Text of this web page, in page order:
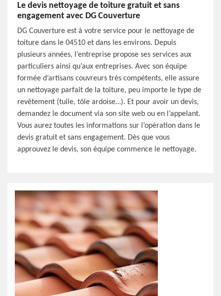
Le devis nettoyage de toiture gratuit et sans
engagement avec DG Couverture
DG Couverture est à votre service pour le nettoyage de
toiture dans le 04510 et dans les environs. Depuis
plusieurs années, l’entreprise propose ses services aux
particuliers ainsi qu’aux entreprises. Avec son équipe
formée d’artisans couvreurs très compétents, elle assure
un nettoyage parfait de la toiture, peu importe le type de
revêtement (tuile, tôle ardoise…). Et pour avoir un devis,
demandez le document via son site web ou en l’appelant.
Vous aurez toutes les informations sur l’opération dans le
devis gratuit et sans engagement. Dès que vous
approuvez le devis, son équipe commence le nettoyage.